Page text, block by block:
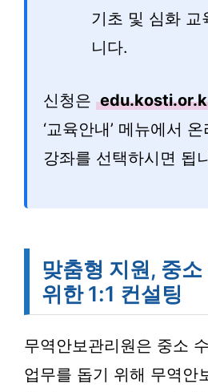
기초 및 심화 교
니다.
신청은
‘교육안내’ 메뉴에서
강좌를 선택하시면 됩
맞춤형 지원, 중
위한 1:1 컨설팅
무역안보관리원은 중소
업무를 돕기 위해 무역안